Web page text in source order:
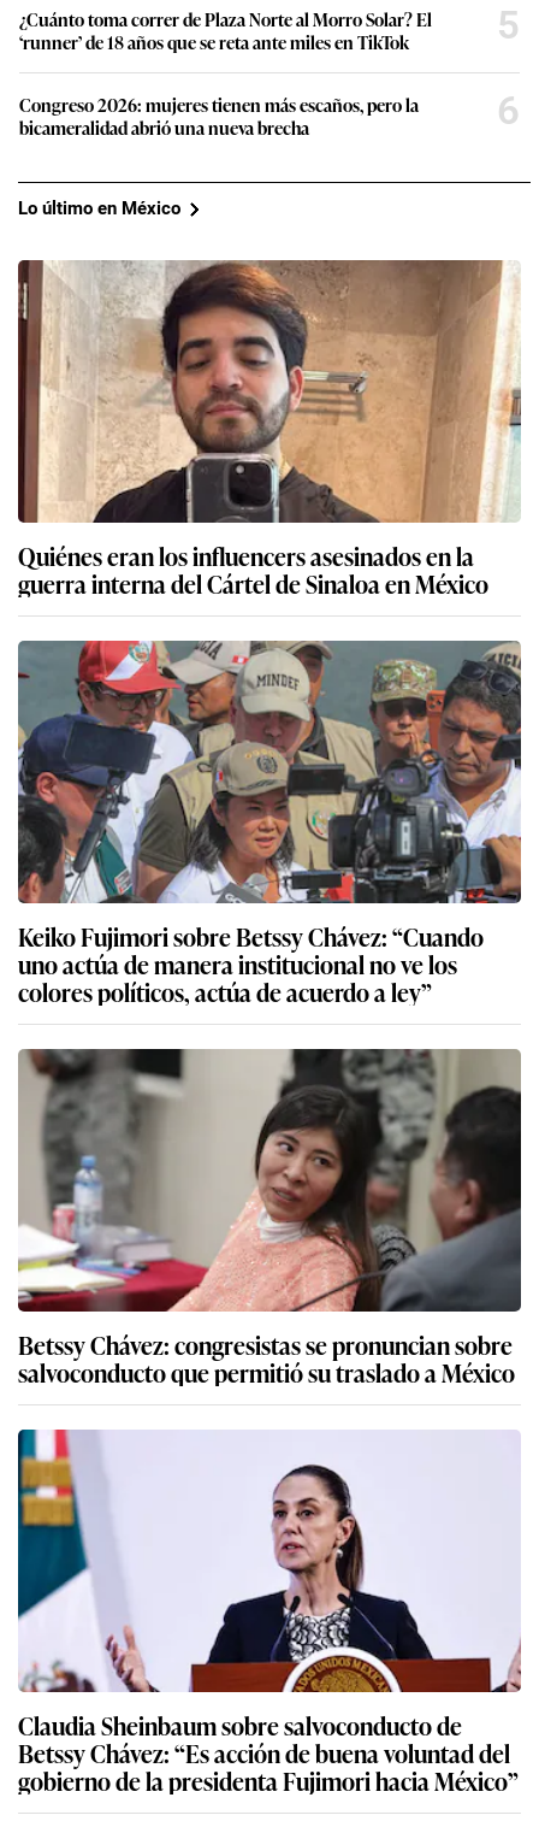
¿Cuánto toma correr de Plaza Norte al Morro Solar? El
‘runner’ de 18 años que se reta ante miles en TikTok
5
Congreso 2026: mujeres tienen más escaños, pero la
bicameralidad abrió una nueva brecha
6
Lo último en México
Quiénes eran los influencers asesinados en la
guerra interna del Cártel de Sinaloa en México
Keiko Fujimori sobre Betssy Chávez: “Cuando
uno actúa de manera institucional no ve los
colores políticos, actúa de acuerdo a ley”
Betssy Chávez: congresistas se pronuncian sobre
salvoconducto que permitió su traslado a México
Claudia Sheinbaum sobre salvoconducto de
Betssy Chávez: “Es acción de buena voluntad del
gobierno de la presidenta Fujimori hacia México”